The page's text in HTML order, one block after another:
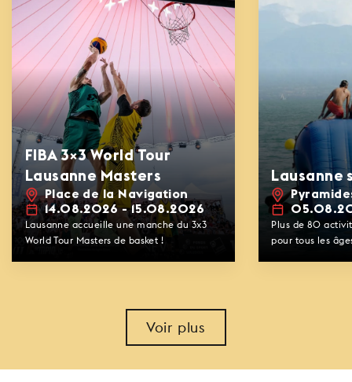
14.08.2026 - 15.08.2026
Place de la Navigation
FIBA 3×3 World Tour
Lausanne Masters
Lausanne accueille une manche du 3x3
World Tour Masters de basket !
Lausanne
Plus de 80
pour tous les
Voir plus